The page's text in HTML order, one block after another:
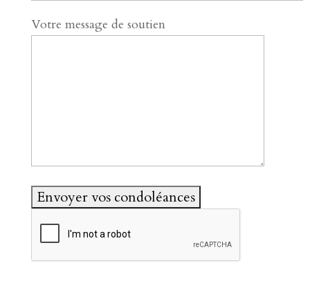
Votre message de soutien